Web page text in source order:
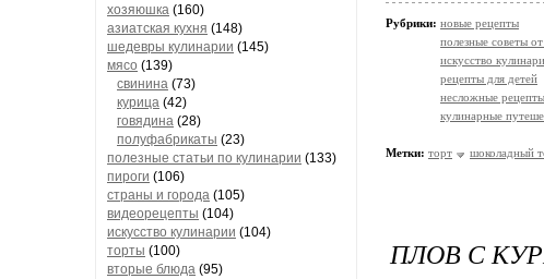
хозяюшка (160)
азиатская кухня (148)
шедевры кулинарии (145)
мясо (139)
свинина (73)
курица (42)
говядина (28)
полуфабрикаты (23)
полезные статьи по кулинарии (133)
пироги (106)
страны и города (105)
видеорецепты (104)
искусство кулинарии (104)
торты (100)
вторые блюда (95)
Рубрики: новые рецепты
полезные советы
искусство
рецепты для детей
несложные рецепты
кулинарные
Метки: торт шоколадный
ПЛОВ С